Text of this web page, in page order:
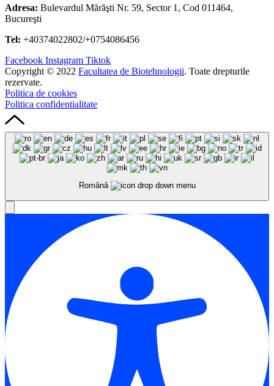
Adresa: Bulevardul Mărăşti Nr. 59, Sector 1, Cod 011464,
Bucureşti
Tel: +40374022802/+0754086456
Facebook Instagram Tiktok
Copyright © 2022 Facultatea de Biotehnologii. Toate drepturile
rezervate.
Politica de cookies
Politica confidentialitate
Română